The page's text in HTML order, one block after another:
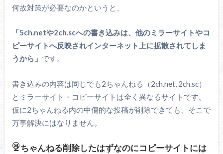
何故対策が必要なのかというと、
「5ch.netや2ch.scへの書き込みは、他のミラーサイトやコ
ピーサイトへ反映されインターネット上に拡散されてしま
うから」 です。
書き込みの内容は同じでも2ちゃんねる（2ch.net, 2ch.sc）
とミラーサイト・コピーサイトは全く異なるサイトです。
仮に2ちゃんねる内の中傷的な投稿が削除できても、そこで
万事解決にはなりません。
２ちゃんねる削除したはずなのにコピーサイトには